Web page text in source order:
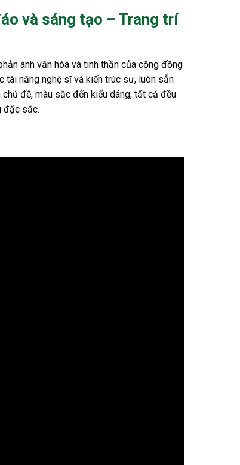
và sáng tạo – Trang trí
ánh văn hóa và tinh thần của cộng đồng
năng nghệ sĩ và kiến ​​trúc sư, luôn sẵn
đề, màu sắc đến kiểu dáng, tất cả đều
đặc sắc.